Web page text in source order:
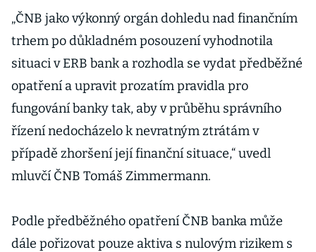
„ČNB jako výkonný orgán dohledu nad finančním
trhem po důkladném posouzení vyhodnotila
situaci v ERB bank a rozhodla se vydat předběžné
opatření a upravit prozatím pravidla pro
fungování banky tak, aby v průběhu správního
řízení nedocházelo k nevratným ztrátám v
případě zhoršení její finanční situace,“ uvedl
mluvčí ČNB Tomáš Zimmermann.
Podle předběžného opatření ČNB banka může
dále pořizovat pouze aktiva s nulovým rizikem s